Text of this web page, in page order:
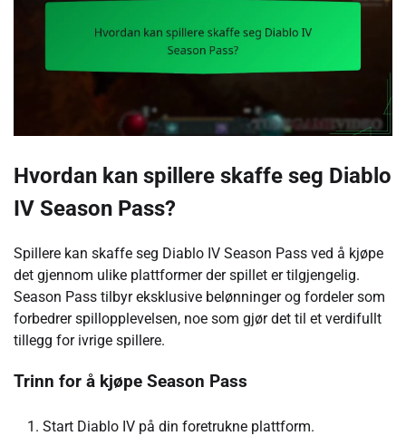
Hvordan kan spillere skaffe seg Diablo
IV Season Pass?
Spillere kan skaffe seg Diablo IV Season Pass ved å kjøpe
det gjennom ulike plattformer der spillet er tilgjengelig.
Season Pass tilbyr eksklusive belønninger og fordeler som
forbedrer spillopplevelsen, noe som gjør det til et verdifullt
tillegg for ivrige spillere.
Trinn for å kjøpe Season Pass
Start Diablo IV på din foretrukne plattform.